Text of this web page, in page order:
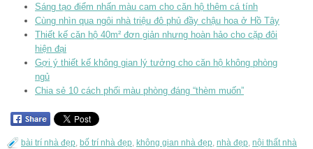
Sáng tạo điểm nhấn màu cam cho căn hộ thêm cá tính
Cùng nhìn qua ngôi nhà triệu đô phủ đầy chậu hoa ở Hồ Tây
Thiết kế căn hộ 40m² đơn giản nhưng hoàn hảo cho cặp đôi
hiện đại
Gợi ý thiết kế không gian lý tưởng cho căn hộ không phòng
ngủ
Chia sẻ 10 cách phối màu phòng đáng “thèm muốn”
bài trí nhà đẹp, bố trí nhà đẹp, không gian nhà đẹp, nhà đẹp, nội thất nhà